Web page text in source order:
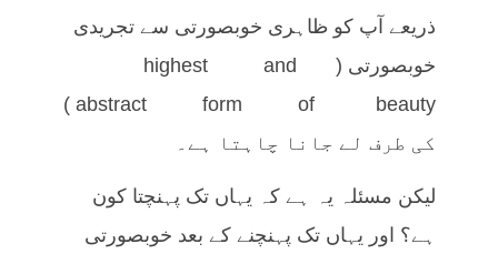
ذریعے آپ کو ظاہری خوبصورتی سے تجریدی
خوبصورتی (highest and
abstract form of beauty)
کی طرف لے جانا چاہتا ہے۔
لیکن مسئلہ یہ ہے کہ یہاں تک پہنچتا کون
ہے؟ اور یہاں تک پہنچنے کے بعد خوبصورتی